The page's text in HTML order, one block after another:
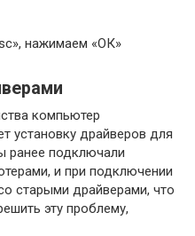
нажимаем «ОК»
компьютер
установку драйверов для
ранее подключали
и при подключении
старыми драйверами, что
эту проблему,